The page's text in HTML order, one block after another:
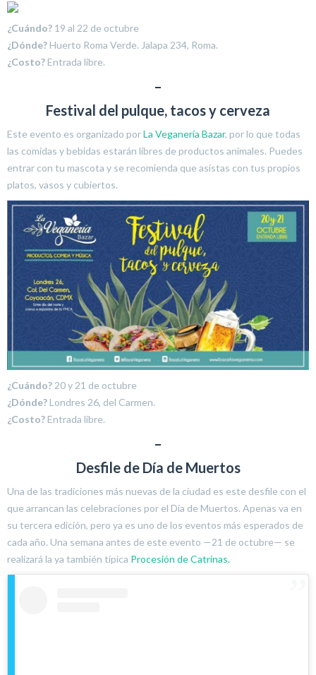
¿Cuándo? 19 al 22 de octubre
¿Dónde? Huerto Roma Verde. Jalapa 234, Roma.
¿Costo? Entrada libre.
–
Festival del pulque, tacos y cerveza
Este evento es organizado porLa Veganería Bazar, por lo que todas
las comidas y bebidas estarán libres de productos animales. Puedes
entrar con tu mascota y se recomienda que asistas con tus propios
platos, vasos y cubiertos.
¿Cuándo? 20 y 21 de octubre
¿Dónde? Londres 26, del Carmen.
¿Costo? Entrada libre.
–
Desfile de Día de Muertos
Una de las tradiciones más nuevas de la ciudad es este desfile con el
que arrancan las celebraciones por el Día de Muertos. Apenas va en
su tercera edición, pero ya es uno de los eventos más esperados de
cada año. Una semana antes de este evento —21 de octubre— se
realizará la ya también típica Procesión de Catrinas.